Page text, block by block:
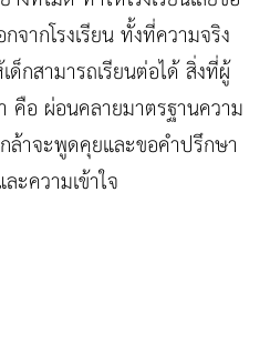
จากโรงเรียน ทั้งที่ความจริง
กสามารถเรียนต่อได้ สิ่งที่ผู้
คือ ผ่อนคลายมาตรฐานความ
ล้าจะพูดคุยและขอคำปรึกษา
ะความเข้าใจ